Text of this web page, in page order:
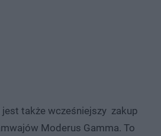
jest także wcześniejszy zakup
Moderus Gamma. To